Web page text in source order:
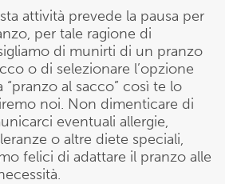
attività prevede la pausa per
per tale ragione di
di munirti di un pranzo
o di selezionare l’opzione
“pranzo al sacco” così te lo
noi. Non dimenticare di
eventuali allergie,
o altre diete speciali,
felici di adattare il pranzo alle